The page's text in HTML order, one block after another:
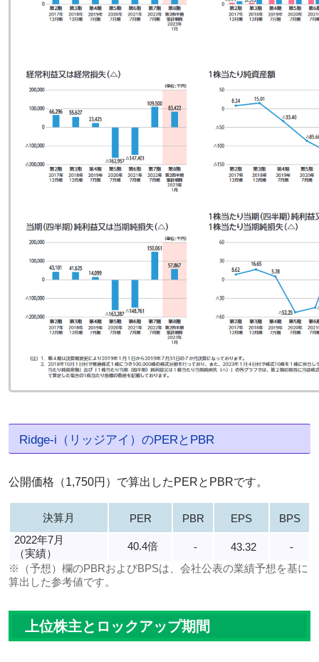
Ridge-i（リッジアイ）のPERとPBR
公開価格（1,750円）で算出したPERとPBRです。
決算月 PER PBR EPS
BPS
2022年7月
（実績）
40.4倍 - 43.32
-
※（予想）欄のPBRおよびBPSは、会社公表の業績予想を基に
算出した参考値です。
上位株主とロックアップ期間